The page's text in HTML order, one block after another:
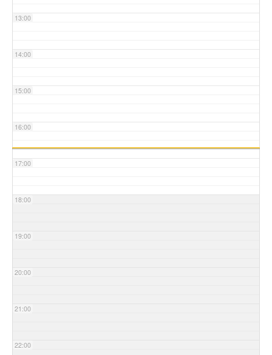
13:00
14:00
15:00
16:00
17:00
18:00
19:00
20:00
21:00
22:00